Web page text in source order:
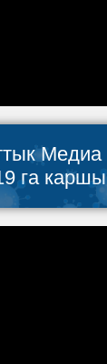
Медиа
га каршы